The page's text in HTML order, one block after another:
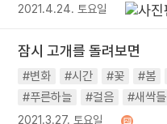
2021.4.24. 토요일
잠시 고개를 돌려보면
#변화 #시간 #꽃 #봄
#푸른하늘
#걸음 #새싹들
2021.3.27. 토요일